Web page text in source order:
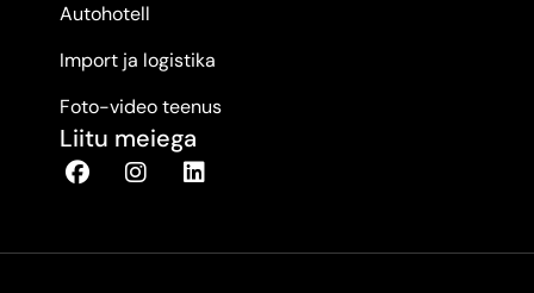
Autohotell
Import ja logistika
Foto-video teenus
Liitu meiega